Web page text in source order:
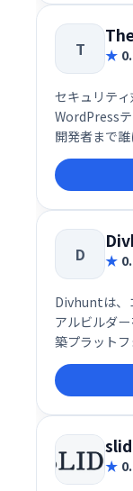
T
セキュリテ
WordPress
開発者まで
Elementor
ユーザー体験
信頼性の高
D
Divhuntは、
アルビルダ
築プラット
に対応し、
カスタムコー
きます。
ローカライ
包括的な機
ープライズ
提供します。